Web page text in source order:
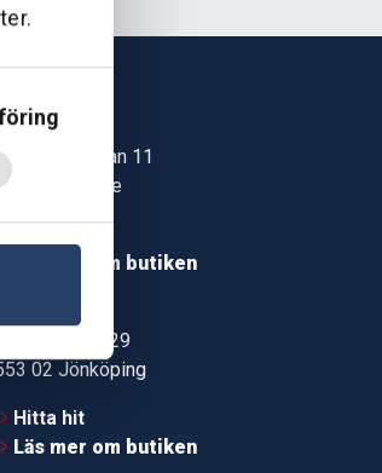
11
37 Skövde
Läs mer om butiken
Kämpevägen 29
02 Jönköping
Hitta hit
Läs mer om butiken